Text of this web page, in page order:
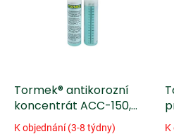
dTormek® antikorozní
koncentrát ACC-150,
300 ml
K objednání (3-8 týdny) K